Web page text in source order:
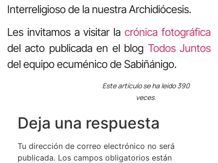
Interreligioso de la nuestra Archidiócesis.
Les invitamos a visitar lacrónica fotográfica
del acto publicada en el blog Todos Juntos
del equipo ecuménico de Sabiñánigo.
Este artículo se ha leído 390
veces.
Deja una respuesta
Tu dirección de correo electrónico no será
publicada. Los campos obligatorios están